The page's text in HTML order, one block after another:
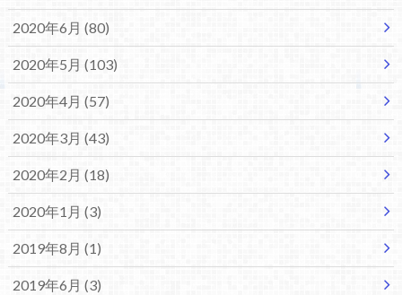
2020年6月 (80)
2020年5月 (103)
2020年4月 (57)
2020年3月 (43)
2020年2月 (18)
2020年1月 (3)
2019年8月 (1)
2019年6月 (3)